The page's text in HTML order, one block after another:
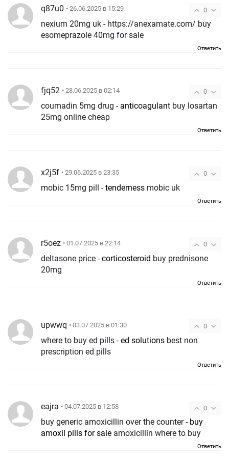
0
q87u0 • 26.06.2025 в 15:29
nexium 20mg uk - https://anexamate.com/ buy
esomeprazole 40mg for sale
Ответить
0
fjq52 • 28.06.2025 в 02:14
coumadin 5mg drug - anticoagulant
25mg online cheap
Ответить
0
x2j5f • 29.06.2025 в 23:35
mobic 15mg pill -tenderness mobic uk
Ответить
0
r5oez • 01.07.2025 в 22:14
deltasone price -corticosteroid
20mg
Ответить
0
upwwq • 03.07.2025 в 01:30
where to buy ed pills -ed solutions best non
prescription ed pills
Ответить
0
eajra • 04.07.2025 в 12:58
buy generic amoxicillin over the counter - buy
amoxil pills for sale amoxicillin where to buy
Ответить